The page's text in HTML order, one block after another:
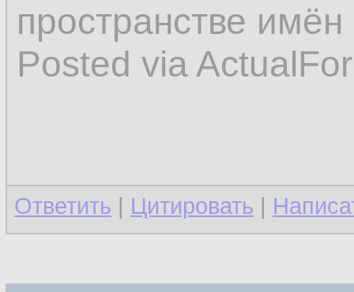
пространстве
Posted via
Ответить | Цитировать |